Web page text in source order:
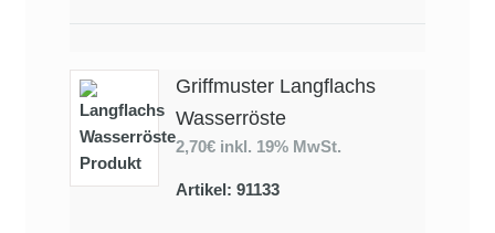
Griffmuster Langflachs
Wasserröste
2,70€ inkl. 19% MwSt.
Artikel: 91133